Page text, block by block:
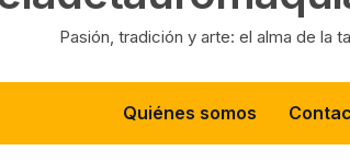
Pasión, tradición y arte: el alma de la
Quiénes somos